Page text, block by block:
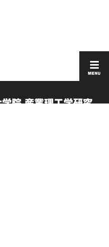
学院 産業理工学研究